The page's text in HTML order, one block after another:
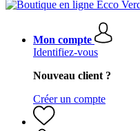
Mon compte
Identifiez-vous
Nouveau client ?
Créer un compte